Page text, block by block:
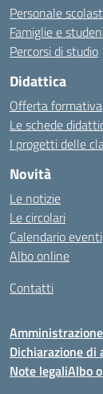
Personale
Famiglie e
Percorsi di studio
Didattica
Offerta formativa
Le schede
I progetti delle
Novità
Le notizie
Le circolari
Calendario eventi
Albo online
Contatti
Dichiarazione di
Note legaliAlbo